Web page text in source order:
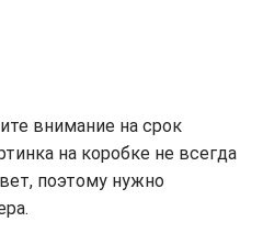
внимание на срок
на коробке не всегда
поэтому нужно